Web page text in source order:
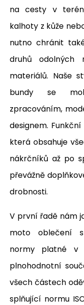
na cesty v
kalhoty z kůže
nutno chránit
druhů odolných
materiálů. Naše
bundy se
zpracováním,
designem.
která obsahuje
nákrčníků až po
převážně
drobnosti.
V první řadě nám
moto oblečení
normy platné v
plnohodnotní
všech částech
splňující normu